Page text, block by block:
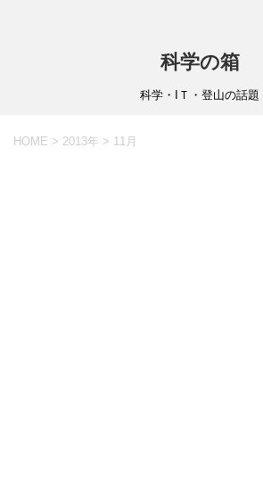
科学の箱
科学・IＴ・登山の話題
HOME > 2013年 > 11月